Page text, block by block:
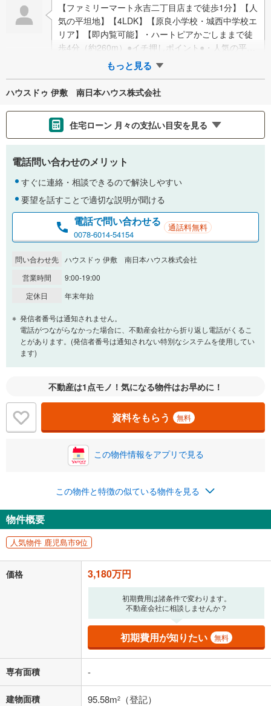
【ファミリーマート永吉二丁目店まで徒歩1分】【人
気の平坦地】【4LDK】【原良小学校・城西中学校エ
リア】【即内覧可能】・ハートピアかごしままで徒
歩4分（約260m）●イチ押しポイント●・人気の平坦
地！周辺にコンビニ、ドラッグストア…
もっと見る
ハウスドゥ 伊敷 南日本ハウス株式会社
住宅ローン 月々の支払い目安を見る
支払いの目安をシミュレーションすることができます。
金利
0.01%
一般的には最長35年まで借り入れ可能です。多くの金融機関
閉じる
頭金
0万円 3,180万円
自己資金から住宅購入にかけられる金額を入力してくださ
閉じる
ボーナス
万円
0円
ナス時の増額分（1回分）を入力してください。
閉じる
月々の返済額
「金利」については、ご利用を予定されている金融機関等にご確認の
上、ご自身での入力をお願いいたします。初期設定で自動入力されてい
る値は、実際の金融機関等における貸出金利とは何ら関係がなく、実際
の金融機関等における貸出金利を何ら保証するものではありません。返
済方法「元利均等返済」にて算出しております。入力された金利を35年
適用した場合の計算結果を表示しています。
その他月額費用や、初期費用がかかります。ご注意ください。実際にお
借り入れの際は各金融機関等に、必ずご自身でご確認をお願いいたしま
不動産会社に購入相談をする
電話問い合わせのメリット
すぐに連絡・相談できるので解決しやすい
要望を話すことで適切な説明が聞ける
電話で問い合わせる
0078-6014-54154
通話料無料
問い合わせ先 ハウスドゥ 伊敷 南日本ハウス株式会社
営業時間
9:00-19:00
定休日
年末年始
発信者番号は通知されません。
電話がつながらなかった場合に、不動産会社から折り返し電話がくるこ
とがあります。(発信者番号は通知されない特別なシステムを使用してい
ます)
不動産は1点モノ！気になる物件はお早めに！
資料をもらう 無料
この物件情報をアプリで見る
この物件と特徴の似ている物件を見る
物件概要
人気物件 鹿児島市9位
価格 3,180万円
初期費用は諸条件で変わります。
不動産会社に相談しませんか？
初期費用が知りたい 無料
専有面積 -
建物面積 95.58m2 （登記）